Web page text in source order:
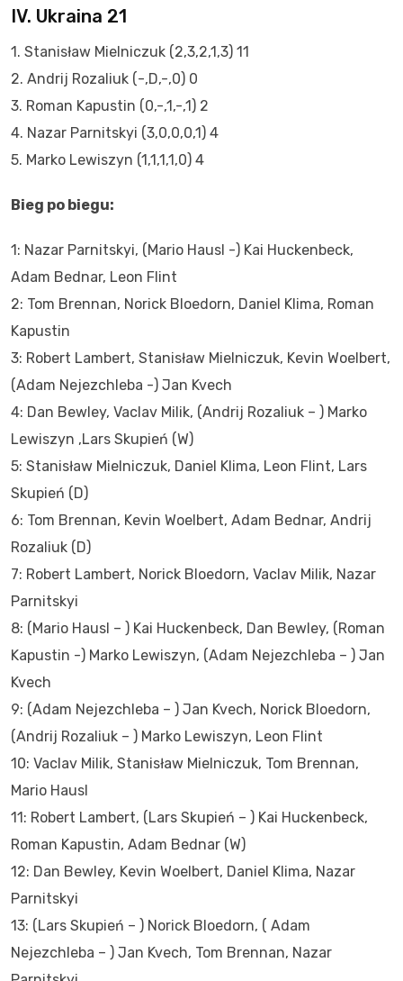
IV. Ukraina 21
1. Stanisław Mielniczuk (2,3,2,1,3) 11
2. Andrij Rozaliuk (-,D,-,0) 0
3. Roman Kapustin (0,-,1,-,1) 2
4. Nazar Parnitskyi (3,0,0,0,1) 4
5. Marko Lewiszyn (1,1,1,1,0) 4
Bieg po biegu:
1: Nazar Parnitskyi, (Mario Hausl -) Kai Huckenbeck,
Adam Bednar, Leon Flint
2: Tom Brennan, Norick Bloedorn, Daniel Klima, Roman
Kapustin
3: Robert Lambert, Stanisław Mielniczuk, Kevin Woelbert,
(Adam Nejezchleba -) Jan Kvech
4: Dan Bewley, Vaclav Milik, (Andrij Rozaliuk – ) Marko
Lewiszyn ,Lars Skupień (W)
5: Stanisław Mielniczuk, Daniel Klima, Leon Flint, Lars
Skupień (D)
6: Tom Brennan, Kevin Woelbert, Adam Bednar, Andrij
Rozaliuk (D)
7: Robert Lambert, Norick Bloedorn, Vaclav Milik, Nazar
Parnitskyi
8: (Mario Hausl – ) Kai Huckenbeck, Dan Bewley, (Roman
Kapustin -) Marko Lewiszyn, (Adam Nejezchleba – ) Jan
Kvech
9: (Adam Nejezchleba – ) Jan Kvech, Norick Bloedorn,
(Andrij Rozaliuk – ) Marko Lewiszyn, Leon Flint
10: Vaclav Milik, Stanisław Mielniczuk, Tom Brennan,
Mario Hausl
11: Robert Lambert, (Lars Skupień – ) Kai Huckenbeck,
Roman Kapustin, Adam Bednar (W)
12: Dan Bewley, Kevin Woelbert, Daniel Klima, Nazar
Parnitskyi
13: (Lars Skupień – ) Norick Bloedorn, ( Adam
Nejezchleba – ) Jan Kvech, Tom Brennan, Nazar